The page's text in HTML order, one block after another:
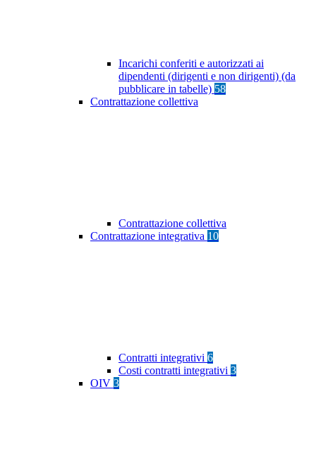
Incarichi conferiti e autorizzati ai
dipendenti (dirigenti e non dirigenti) (da
pubblicare in tabelle) 58
Contrattazione collettiva
Contrattazione collettiva
Contrattazione integrativa 10
Contratti integrativi 6
Costi contratti integrativi 3
OIV 3